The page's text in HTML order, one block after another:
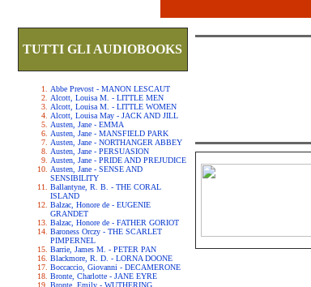
TUTTI GLI AUDIOBOOKS
Abbe Prevost - MANON LESCAUT
Alcott, Louisa M. - LITTLE MEN
Alcott, Louisa M. - LITTLE WOMEN
Alcott, Louisa May - JACK AND JILL
Austen, Jane - EMMA
Austen, Jane - MANSFIELD PARK
Austen, Jane - NORTHANGER ABBEY
Austen, Jane - PERSUASION
Austen, Jane - PRIDE AND PREJUDICE
Austen, Jane - SENSE AND
SENSIBILITY
Ballantyne, R. B. - THE CORAL
ISLAND
Balzac, Honore de - EUGENIE
GRANDET
Balzac, Honore de - FATHER GORIOT
Baroness Orczy - THE SCARLET
PIMPERNEL
Barrie, James M. - PETER PAN
Blackmore, R. D. - LORNA DOONE
Boccaccio, Giovanni - DECAMERONE
Bronte, Charlotte - JANE EYRE
Bronte, Emily - WUTHERING